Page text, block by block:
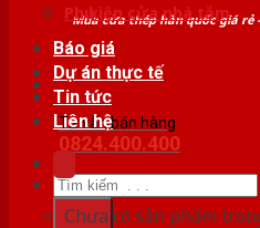
Mua cửa thép hàn quốc giá rẻ
Tư vấn bán hàng
0824.400.400
Tìm
kiếm:
Phụ kiện cửa nhà tắm
Báo giá
Dự án thực tế
Tin tức
Liên hệ
Chưa có sản phẩm